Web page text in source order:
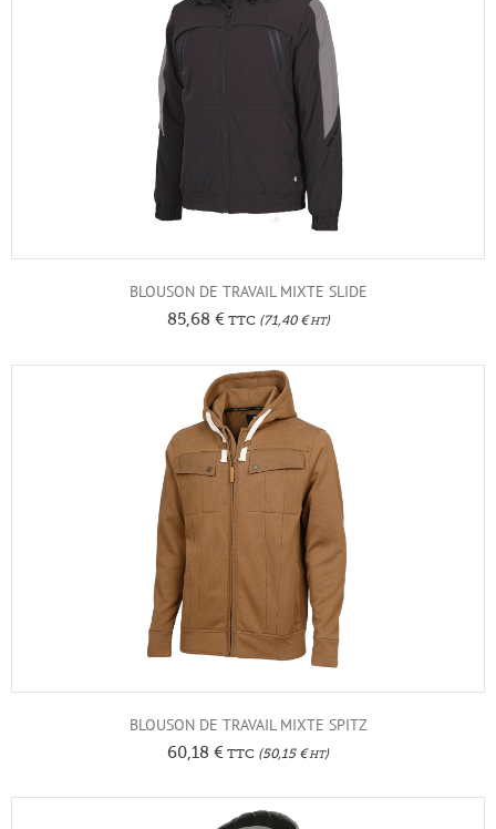
BLOUSON DE TRAVAIL MIXTE SLIDE
85,68 €TTC(71,40 €HT)
BLOUSON DE TRAVAIL MIXTE SPITZ
60,18 € TTC (50,15 €HT)